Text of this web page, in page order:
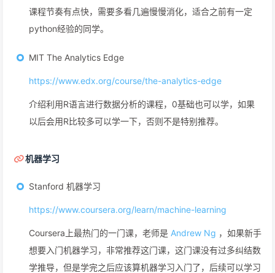
课程节奏有点快，需要多看几遍慢慢消化，适合之前有一定
python经验的同学。
MIT The Analytics Edge
https://www.edx.org/course/the-analytics-edge
介绍利用R语言进行数据分析的课程，0基础也可以学，如果
以后会用R比较多可以学一下，否则不是特别推荐。
机器学习
Stanford 机器学习
https://www.coursera.org/learn/machine-learning
Coursera上最热门的一门课，老师是 Andrew Ng ，如果新手
想要入门机器学习，非常推荐这门课，这门课没有过多纠结数
学推导，但是学完之后应该算机器学习入门了，后续可以学习